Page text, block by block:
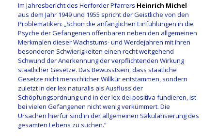
Im Jahresbericht des Herforder Pfarrers Heinrich Michel
aus dem Jahr 1949 und 1955 spricht der Geistliche von den
Problematiken: „Schon die anfänglichen Einfühlungen in die
Psyche der Gefangenen offenbaren neben den allgemeinen
Merkmalen dieser Wachstums- und Werdejahren mit ihren
besonderen Schwierigkeiten einen recht weitgehend
Schwund der Anerkennung der verpflichtenden Wirkung
staatlicher Gesetze. Das Bewusstsein, dass staatliche
Gesetze nicht menschlicher Willkür entstammen, sondern
zuletzt in der lex naturalis als Ausfluss der
Schöpfungsordnung und in der lex dei positiva fundieren, ist
bei vielen Gefangenen nicht wenig verkümmert. Die
Ursachen hierfür sind in der allgemeinen Säkularisierung des
gesamten Lebens zu suchen.“